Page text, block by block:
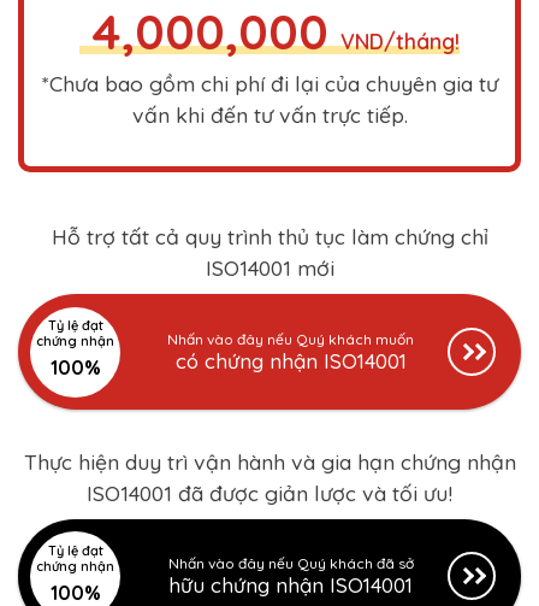
4,000,000 VND/tháng!
*Chưa bao gồm chi phí đi lại của chuyên gia tư
vấn khi đến tư vấn trực tiếp.
Hỗ trợ tất cả quy trình thủ tục làm chứng chỉ
ISO14001 mới
Tỷ lệ đạt
chứng nhận
100%
Nhấn vào đây nếu Quý khách muốn
có chứng nhận ISO14001
Thực hiện duy trì vận hành và gia hạn chứng nhận
ISO14001 đã được giản lược và tối ưu!
Tỷ lệ đạt
chứng nhận
100%
Nhấn vào đây nếu Quý khách đã sở
hữu chứng nhận ISO14001